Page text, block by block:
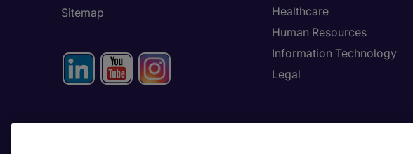
Sitemap
Healthcare
Human Resources
Information Technology
Legal